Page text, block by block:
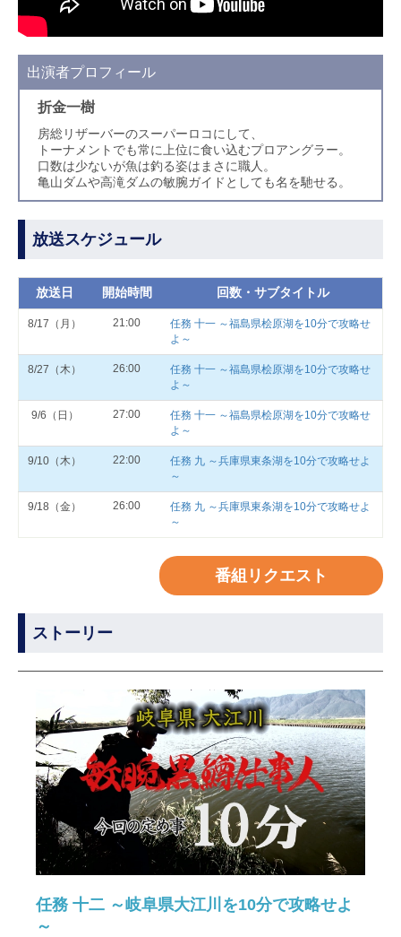
出演者プロフィール
折金一樹
房総リザーバーのスーパーロコにして、
トーナメントでも常に上位に食い込むプロアングラー。
口数は少ないが魚は釣る姿はまさに職人。
亀山ダムや高滝ダムの敏腕ガイドとしても名を馳せる。
放送スケジュール
放送日 開始時間 回数・サブタイトル
8/17（月） 21:00
任務 十一 ～福島県桧原湖を10分で攻略せ
よ～
8/27（木） 26:00
任務 十一 ～福島県桧原湖を10分で攻略せ
よ～
9/6（日） 27:00
任務 十一 ～福島県桧原湖を10分で攻略せ
よ～
9/10（木） 22:00
任務 九 ～兵庫県東条湖を10分で攻略せよ
～
9/18（金） 26:00
任務 九 ～兵庫県東条湖を10分で攻略せよ
～
番組リクエスト
ストーリー
任務 十二 ～岐阜県大江川を10分で攻略せよ
～